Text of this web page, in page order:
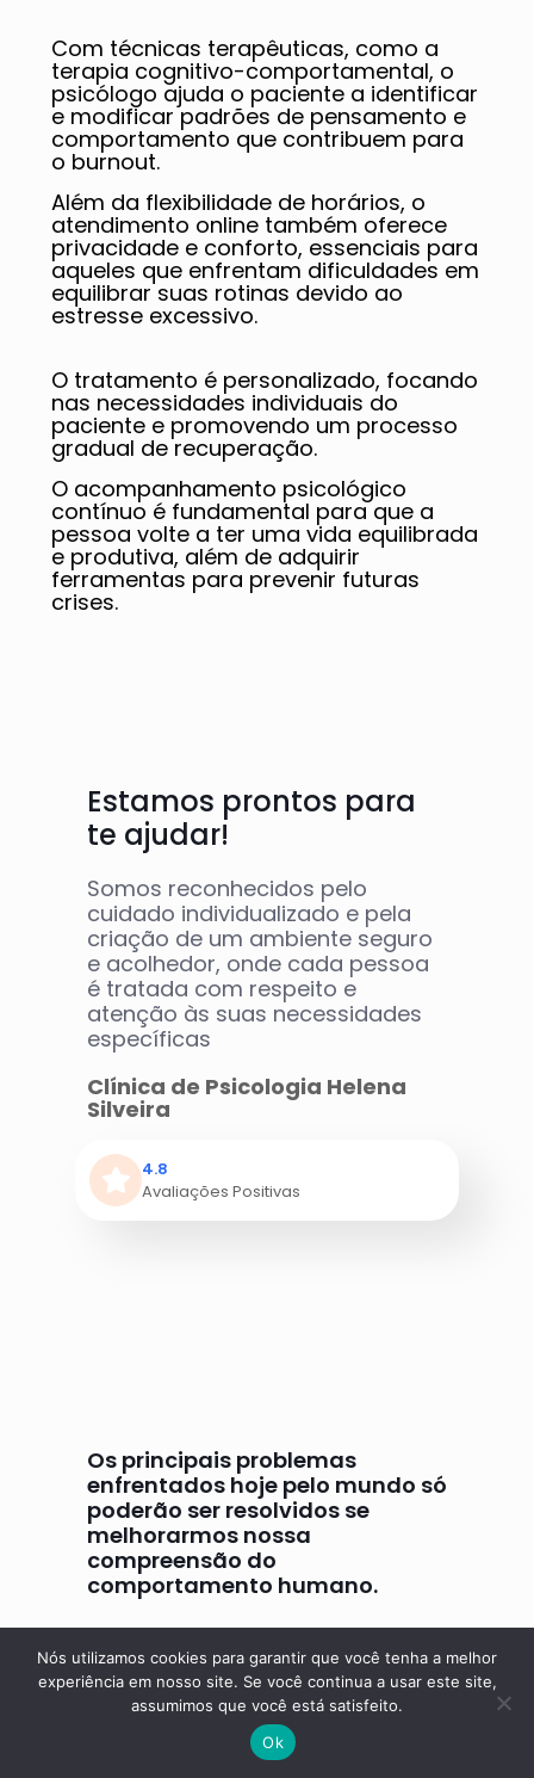
Com técnicas terapêuticas, como a
terapia cognitivo-comportamental, o
psicólogo ajuda o paciente a identificar
e modificar padrões de pensamento e
comportamento que contribuem para
o burnout.
Além da flexibilidade de horários, o
atendimento online também oferece
privacidade e conforto, essenciais para
aqueles que enfrentam dificuldades em
equilibrar suas rotinas devido ao
estresse excessivo.
O tratamento é personalizado, focando
nas necessidades individuais do
paciente e promovendo um processo
gradual de recuperação.
O acompanhamento psicológico
contínuo é fundamental para que a
pessoa volte a ter uma vida equilibrada
e produtiva, além de adquirir
ferramentas para prevenir futuras
crises.
Estamos prontos para
te ajudar!
Somos reconhecidos pelo
cuidado individualizado e pela
criação de um ambiente seguro
e acolhedor, onde cada pessoa
é tratada com respeito e
atenção às suas necessidades
específicas
Clínica de Psicologia Helena
Silveira
4.8
Avaliações Positivas
Os principais problemas
enfrentados hoje pelo mundo só
poderão ser resolvidos se
melhorarmos nossa
compreensão do
comportamento humano.
B. F. Skinner
Nós utilizamos cookies para garantir que você tenha a melhor
experiência em nosso site. Se você continua a usar este site,
assumimos que você está satisfeito.
Ok